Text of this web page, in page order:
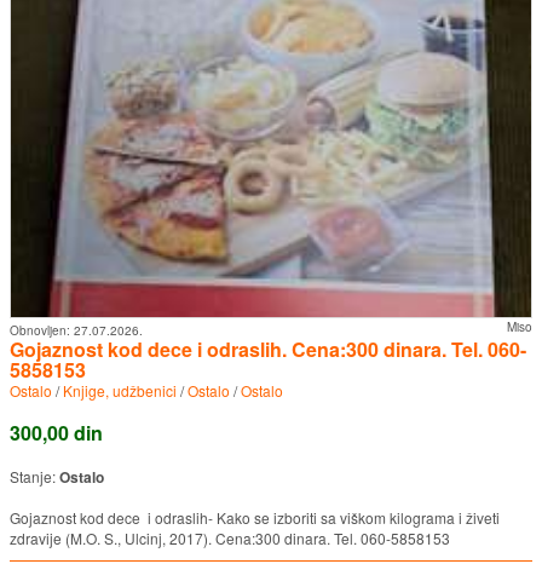
Miso
Obnovljen: 27.07.2026.
Gojaznost kod dece i odraslih. Cena:300 dinara. Tel. 060-
5858153
Ostalo /Knjige, udžbenici /Ostalo /Ostalo
300,00 din
Stanje:Ostalo
Gojaznost kod dece i odraslih- Kako se izboriti sa viškom kilograma i živeti
zdravije (M.O. S., Ulcinj, 2017). Cena:300 dinara. Tel. 060-5858153